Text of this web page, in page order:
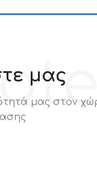
μας
μας στον